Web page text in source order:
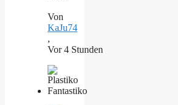
Von
KaJu74
,
Vor 4 Stunden